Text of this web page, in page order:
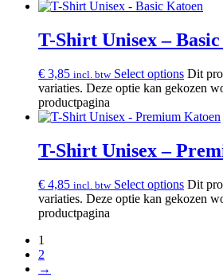
T-Shirt Unisex –
€ 3,85 incl. btw Select options Dit
variaties. Deze optie kan gekozen
productpagina
T-Shirt Unisex –
€ 4,85 incl. btw Select options Dit
variaties. Deze optie kan gekozen
productpagina
1
2
→